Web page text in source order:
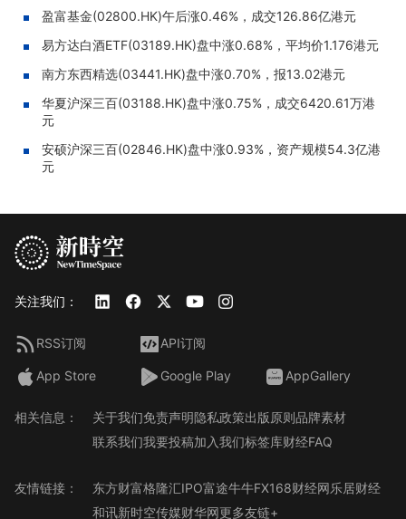
盈富基金(02800.HK)午后涨0.46%，成交126.86亿港元
易方达白酒ETF(03189.HK)盘中涨0.68%，平均价1.176港元
南方东西精选(03441.HK)盘中涨0.70%，报13.02港元
华夏沪深三百(03188.HK)盘中涨0.75%，成交6420.61万港
元
安硕沪深三百(02846.HK)盘中涨0.93%，资产规模54.3亿港
元
关注我们：
RSS订阅 API订阅
App Store Google Play AppGallery
相关信息： 关于我们免责声明隐私政策出版原则品牌素材
联系我们我要投稿加入我们标签库财经FAQ
友情链接： 东方财富格隆汇IPO富途牛牛FX168财经网乐居财经
和讯新时空传媒财华网更多友链+